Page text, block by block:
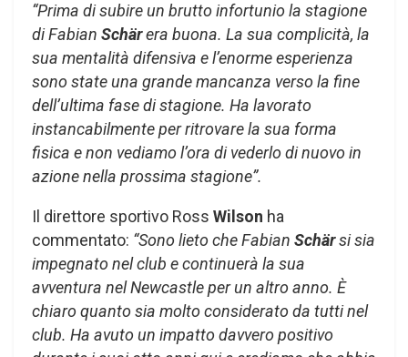
“Prima di subire un brutto infortunio la stagione
di Fabian Schärera buona. La sua complicità, la
sua mentalità difensiva e l’enorme esperienza
sono state una grande mancanza verso la fine
dell’ultima fase di stagione. Ha lavorato
instancabilmente per ritrovare la sua forma
fisica e non vediamo l’ora di vederlo di nuovo in
azione nella prossima stagione”.
Il direttore sportivo Ross Wilson ha
commentato: “Sono lieto che Fabian Schärsi sia
impegnato nel club e continuerà la sua
avventura nel Newcastle per un altro anno. È
chiaro quanto sia molto considerato da tutti nel
club. Ha avuto un impatto davvero positivo